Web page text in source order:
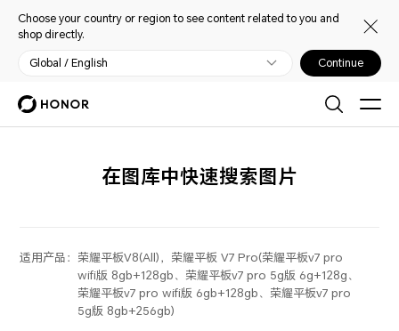
Choose your country or region to see content related to you and
shop directly.
Global / English Continue
在图库中快速搜索图片
适用产品： 荣耀平板V8(All)，荣耀平板 V7 Pro(荣耀平板v7 pro
wifi版 8gb+128gb、荣耀平板v7 pro 5g版 6g+128g、
荣耀平板v7 pro wifi版 6gb+128gb、荣耀平板v7 pro
5g版 8gb+256gb)